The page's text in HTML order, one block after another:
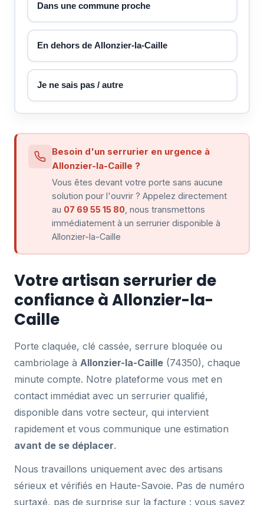
Dans une commune proche
En dehors de Allonzier-la-Caille
Je ne sais pas / autre
Besoin d'un serrurier en urgence à
Allonzier-la-Caille ?
Vous êtes devant votre porte sans aucune
solution pour l'ouvrir ? Appelez directement
au 07 69 55 15 80 , nous transmettons
immédiatement à un serrurier disponible à
Allonzier-la-Caille
Votre artisan serrurier de
confiance à Allonzier-la-
Caille
Porte claquée, clé cassée, serrure bloquée ou
cambriolage à Allonzier-la-Caille (74350), chaque
minute compte. Notre plateforme vous met en
contact immédiat avec un serrurier qualifié,
disponible dans votre secteur, qui intervient
rapidement et vous communique une estimation
avant de se déplacer.
Nous travaillons uniquement avec des artisans
sérieux et vérifiés en Haute-Savoie. Pas de numéro
surtaxé, pas de surprise sur la facture : vous savez